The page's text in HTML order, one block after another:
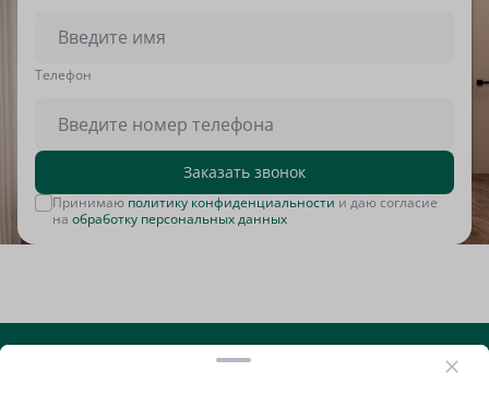
Tелефон
Заказать звонок
Принимаю политику конфиденциальности и даю согласие
на обработку персональных данных